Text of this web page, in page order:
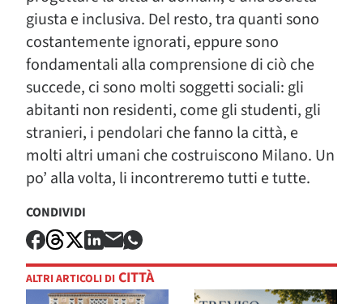
giusta e inclusiva. Del resto, tra quanti sono
costantemente ignorati, eppure sono
fondamentali alla comprensione di ciò che
succede, ci sono molti soggetti sociali: gli
abitanti non residenti, come gli studenti, gli
stranieri, i pendolari che fanno la città, e
molti altri umani che costruiscono Milano. Un
po’ alla volta, li incontreremo tutti e tutte.
CONDIVIDI
ALTRI ARTICOLI DI CITTÀ